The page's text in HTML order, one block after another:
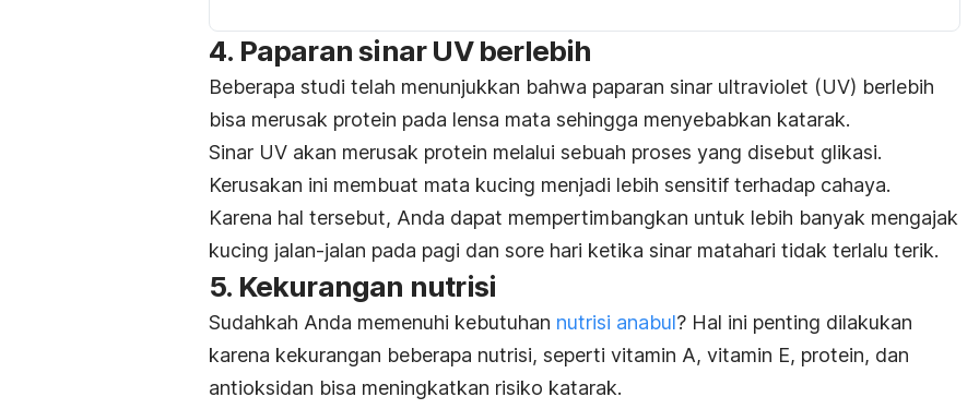
4. Paparan sinar UV berlebih
Beberapa studi telah menunjukkan bahwa paparan sinar ultraviolet (UV) berlebih
bisa merusak protein pada lensa mata sehingga menyebabkan katarak.
Sinar UV akan merusak protein melalui sebuah proses yang disebut glikasi.
Kerusakan ini membuat mata kucing menjadi lebih sensitif terhadap cahaya.
Karena hal tersebut, Anda dapat mempertimbangkan untuk lebih banyak mengajak
kucing jalan-jalan pada pagi dan sore hari ketika sinar matahari tidak terlalu terik.
5. Kekurangan nutrisi
Sudahkah Anda memenuhi kebutuhan nutrisi anabul? Hal ini penting dilakukan
karena kekurangan beberapa nutrisi, seperti vitamin A, vitamin E, protein, dan
antioksidan bisa meningkatkan risiko katarak.